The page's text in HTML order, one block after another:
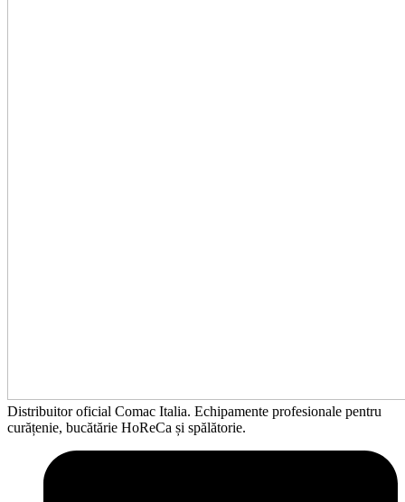
Distribuitor oficial Comac Italia. Echipamente profesionale pentru
curățenie, bucătărie HoReCa și spălătorie.